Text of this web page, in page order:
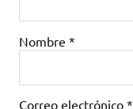
Nombre *
Correo electrónico *